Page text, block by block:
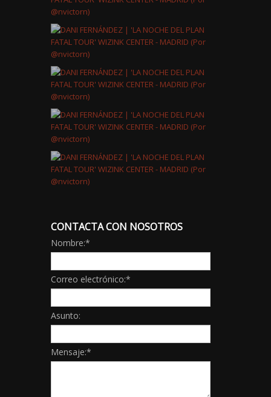
CONTACTA CON NOSOTROS
Nombre:*
Correo electrónico:*
Asunto:
Mensaje:*